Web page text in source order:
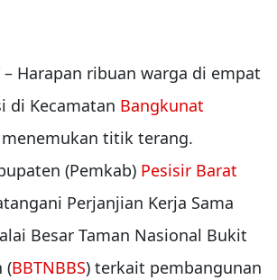
– Harapan ribuan warga di empat
di Kecamatan Bangkunat
titik terang.
(Pemkab) Pesisir Barat
Perjanjian Kerja Sama
Besar Taman Nasional Bukit
(BBTNBBS) terkait pembangunan